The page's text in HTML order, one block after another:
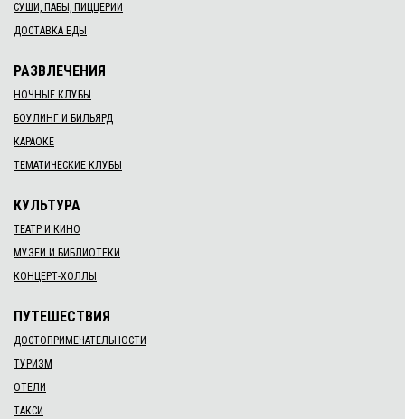
СУШИ, ПАБЫ, ПИЦЦЕРИИ
ДОСТАВКА ЕДЫ
РАЗВЛЕЧЕНИЯ
НОЧНЫЕ КЛУБЫ
БОУЛИНГ И БИЛЬЯРД
КАРАОКЕ
ТЕМАТИЧЕСКИЕ КЛУБЫ
КУЛЬТУРА
ТЕАТР И КИНО
МУЗЕИ И БИБЛИОТЕКИ
КОНЦЕРТ-ХОЛЛЫ
ПУТЕШЕСТВИЯ
ДОСТОПРИМЕЧАТЕЛЬНОСТИ
ТУРИЗМ
ОТЕЛИ
ТАКСИ